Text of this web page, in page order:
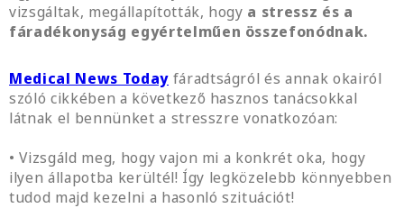
vizsgáltak, megállapították, hogy a stressz és a
fáradékonyság egyértelműen összefonódnak.
Medical News Todayfáradtságról és annak okairól
szóló cikkében a következő hasznos tanácsokkal
látnak el bennünket a stresszre vonatkozóan:
• Vizsgáld meg, hogy vajon mi a konkrét oka, hogy
ilyen állapotba kerültél! Így legközelebb könnyebben
tudod majd kezelni a hasonló szituációt!